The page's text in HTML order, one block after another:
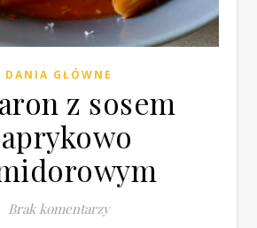
DANIA GŁÓWNE
z sosem
Brak komentarzy